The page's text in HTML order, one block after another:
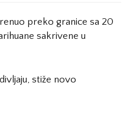
preko granice sa 20
sakrivene u
stiže novo